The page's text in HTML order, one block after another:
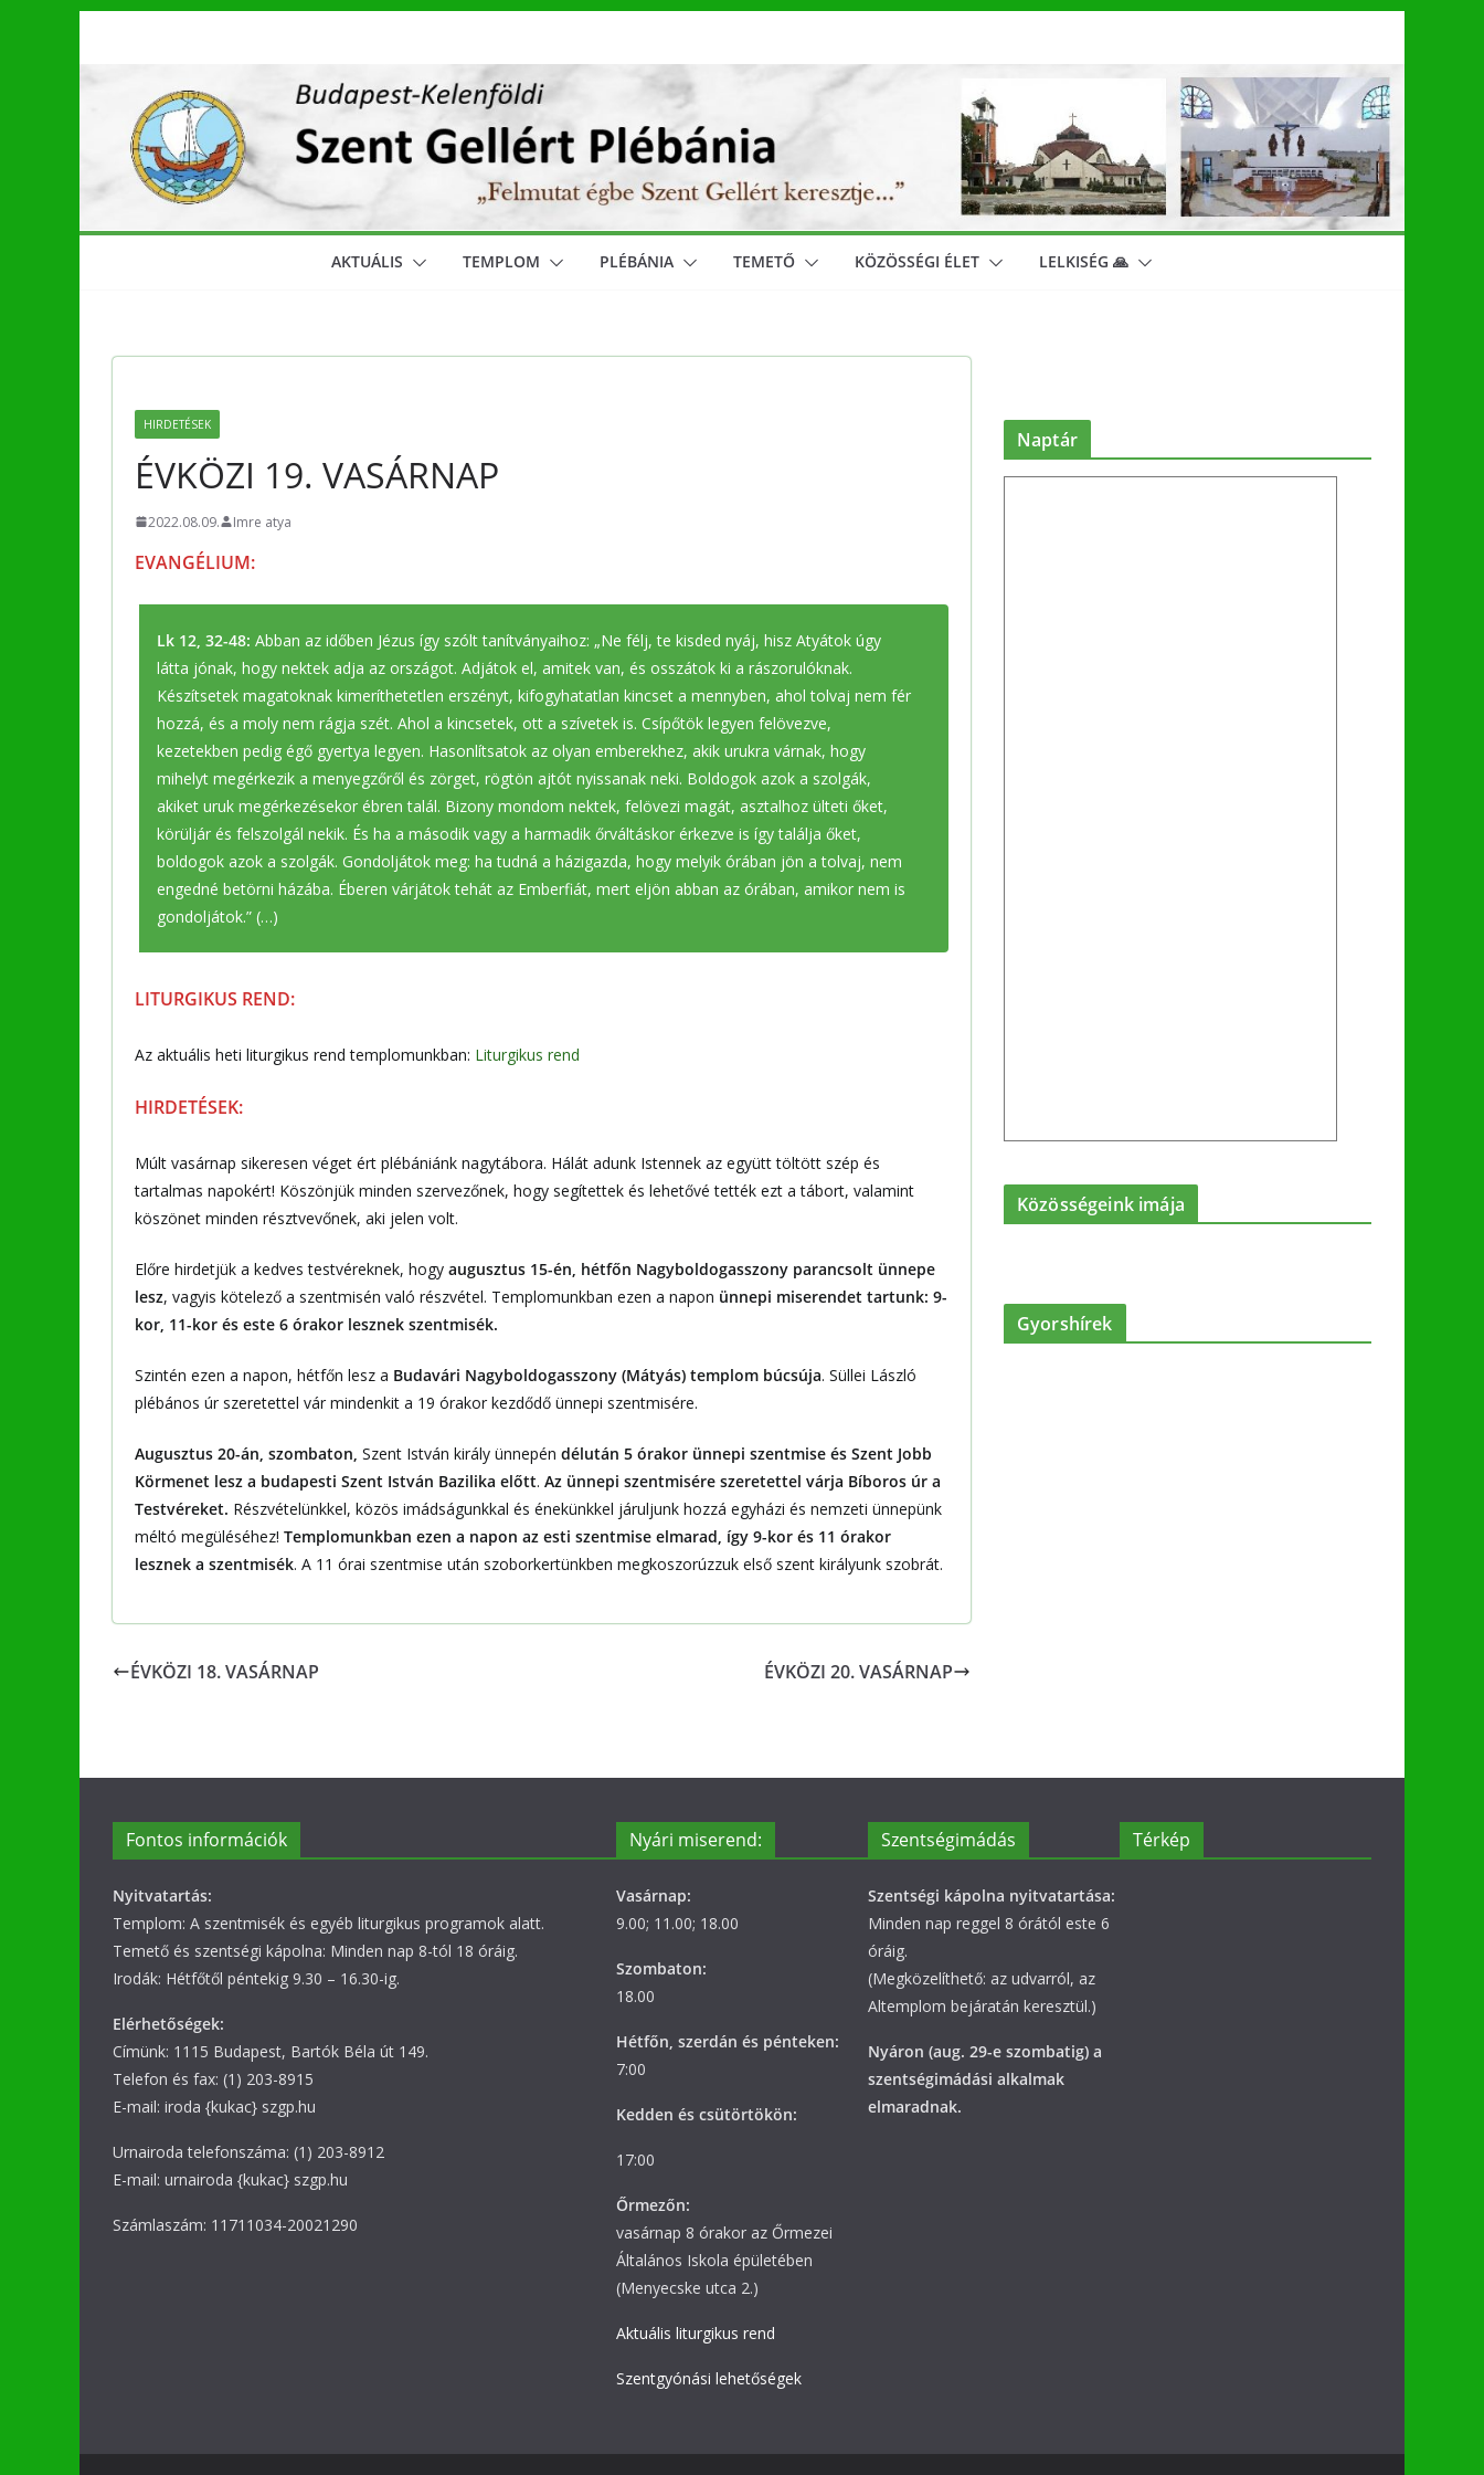
content
AKTUÁLIS TEMPLOM PLÉBÁNIA TEMETŐ KÖZÖSSÉGI ÉLET LELKISÉG 🙏
HIRDETÉSEK
ÉVKÖZI 19. VASÁRNAP
2022.08.09. Imre atya
EVANGÉLIUM:
Lk 12, 32-48: Abban az időben Jézus így szólt tanítványaihoz: „Ne félj, te kisded nyáj, hisz Atyátok úgy
látta jónak, hogy nektek adja az országot. Adjátok el, amitek van, és osszátok ki a rászorulóknak.
Készítsetek magatoknak kimeríthetetlen erszényt, kifogyhatatlan kincset a mennyben, ahol tolvaj nem fér
hozzá, és a moly nem rágja szét. Ahol a kincsetek, ott a szívetek is. Csípőtök legyen felövezve,
kezetekben pedig égő gyertya legyen. Hasonlítsatok az olyan emberekhez, akik urukra várnak, hogy
mihelyt megérkezik a menyegzőről és zörget, rögtön ajtót nyissanak neki. Boldogok azok a szolgák,
akiket uruk megérkezésekor ébren talál. Bizony mondom nektek, felövezi magát, asztalhoz ülteti őket,
körüljár és felszolgál nekik. És ha a második vagy a harmadik őrváltáskor érkezve is így találja őket,
boldogok azok a szolgák. Gondoljátok meg: ha tudná a házigazda, hogy melyik órában jön a tolvaj, nem
engedné betörni házába. Éberen várjátok tehát az Emberfiát, mert eljön abban az órában, amikor nem is
gondoljátok.” (…)
LITURGIKUS REND:
Az aktuális heti liturgikus rend templomunkban: Liturgikus rend
HIRDETÉSEK:
Múlt vasárnap sikeresen véget ért plébániánk nagytábora. Hálát adunk Istennek az együtt töltött szép és
tartalmas napokért! Köszönjük minden szervezőnek, hogy segítettek és lehetővé tették ezt a tábort, valamint
köszönet minden résztvevőnek, aki jelen volt.
Előre hirdetjük a kedves testvéreknek, hogy augusztus 15-én, hétfőn Nagyboldogasszony parancsolt ünnepe
lesz, vagyis kötelező a szentmisén való részvétel. Templomunkban ezen a napon ünnepi miserendet tartunk: 9-
kor, 11-kor és este 6 órakor lesznek szentmisék.
Szintén ezen a napon, hétfőn lesz a Budavári Nagyboldogasszony (Mátyás) templom búcsúja. Süllei László
plébános úr szeretettel vár mindenkit a 19 órakor kezdődő ünnepi szentmisére.
Augusztus 20-án, szombaton, Szent István király ünnepén délután 5 órakor ünnepi szentmise és Szent Jobb
Körmenet lesz a budapesti Szent István Bazilika előtt. Az ünnepi szentmisére szeretettel várja Bíboros úr a
Testvéreket. Részvételünkkel, közös imádságunkkal és énekünkkel járuljunk hozzá egyházi és nemzeti ünnepünk
méltó megüléséhez! Templomunkban ezen a napon az esti szentmise elmarad, így 9-kor és 11 órakor
lesznek a szentmisék. A 11 órai szentmise után szoborkertünkben megkoszorúzzuk első szent királyunk szobrát.
ÉVKÖZI 18. VASÁRNAP ÉVKÖZI 20. VASÁRNAP
Naptár
Közösségeink imája
Gyorshírek
Fontos információk
Nyitvatartás:
Templom: A szentmisék és egyéb liturgikus programok alatt.
Temető és szentségi kápolna: Minden nap 8-tól 18 óráig.
Irodák: Hétfőtől péntekig 9.30 – 16.30-ig.
Elérhetőségek:
Címünk: 1115 Budapest, Bartók Béla út 149.
Telefon és fax: (1) 203-8915
E-mail: iroda {kukac} szgp.hu
Urnairoda telefonszáma: (1) 203-8912
E-mail: urnairoda {kukac} szgp.hu
Számlaszám: 11711034-20021290
Nyári miserend:
Vasárnap:
9.00; 11.00; 18.00
Szombaton:
18.00
Hétfőn, szerdán és pénteken:
7:00
Kedden és csütörtökön:
17:00
Őrmezőn:
vasárnap 8 órakor az Őrmezei
Általános Iskola épületében
(Menyecske utca 2.)
Aktuális liturgikus rend
Szentgyónási lehetőségek
Szentségimádás
Szentségi kápolna nyitvatartása:
Minden nap reggel 8 órától este 6
óráig.
(Megközelíthető: az udvarról, az
Altemplom bejáratán keresztül.)
Nyáron (aug. 29-e szombatig) a
szentségimádási alkalmak
elmaradnak.
Térkép